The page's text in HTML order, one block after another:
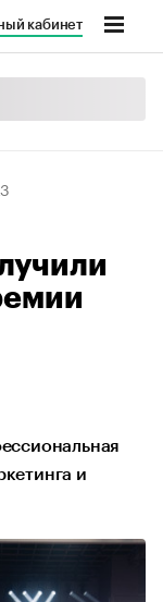
кабинет
и